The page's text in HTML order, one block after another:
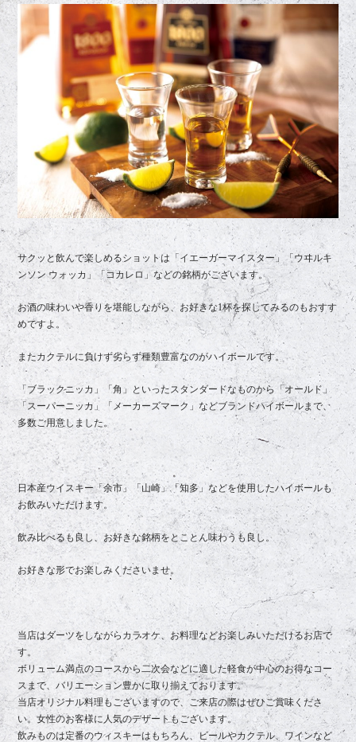
サクッと飲んで楽しめるショットは「イエーガーマイスター」「ウヰルキ
ンソン ウォッカ」「コカレロ」などの銘柄がございます。
お酒の味わいや香りを堪能しながら、お好きな1杯を探してみるのもおすす
めですよ。
またカクテルに負けず劣らず種類豊富なのがハイボールです。
「ブラックニッカ」「角」といったスタンダードなものから「オールド」
「スーパーニッカ」「メーカーズマーク」などブランドハイボールまで、
多数ご用意しました。
日本産ウイスキー「余市」「山崎」「知多」などを使用したハイボールも
お飲みいただけます。
飲み比べるも良し、お好きな銘柄をとことん味わうも良し。
お好きな形でお楽しみくださいませ。
当店はダーツをしながらカラオケ、お料理などお楽しみいただけるお店で
す。
ボリューム満点のコースから二次会などに適した軽食が中心のお得なコー
スまで、バリエーション豊かに取り揃えております。
当店オリジナル料理もございますので、ご来店の際はぜひご賞味くださ
い。女性のお客様に人気のデザートもございます。
飲みものは定番のウィスキーはもちろん、ビールやカクテル、ワインなど